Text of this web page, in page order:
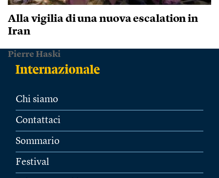
Alla vigilia di una nuova escalation in
Iran
Pierre Haski
Chi siamo
Contattaci
Sommario
Festival